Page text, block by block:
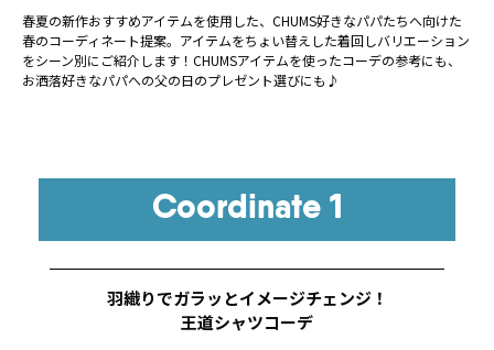
春夏の新作おすすめアイテムを使用した、CHUMS好きなパパたちへ向けた
春のコーディネート提案。アイテムをちょい替えした着回しバリエーション
をシーン別にご紹介します！CHUMSアイテムを使ったコーデの参考にも、
お洒落好きなパパへの父の日のプレゼント選びにも♪
Coordinate 1
羽織りでガラッとイメージチェンジ！
王道シャツコーデ